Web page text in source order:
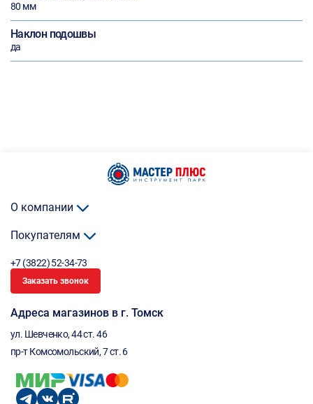
80 мм
Наклон подошвы
да
О компании
Покупателям
+7 (3822) 52-34-73
Заказать звонок
Адреса магазинов в г. Томск
ул. Шевченко, 44 ст. 46
пр-т Комсомольский, 7 ст. 6